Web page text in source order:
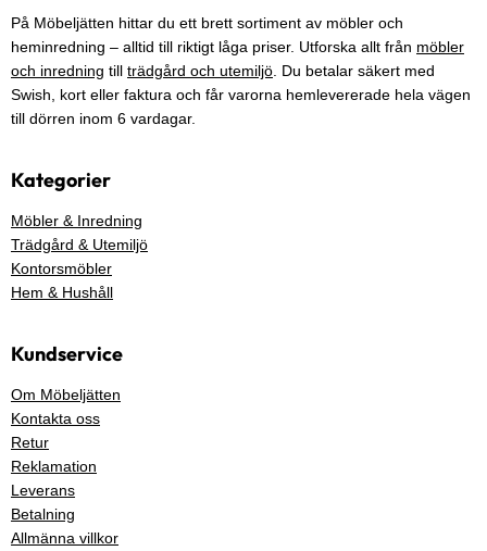
På Möbeljätten hittar du ett brett sortiment av möbler och
heminredning – alltid till riktigt låga priser. Utforska allt från möbler
och inredning till trädgård och utemiljö. Du betalar säkert med
Swish, kort eller faktura och får varorna hemlevererade hela vägen
till dörren inom 6 vardagar.
Kategorier
Möbler & Inredning
Trädgård & Utemiljö
Kontorsmöbler
Hem & Hushåll
Kundservice
Om Möbeljätten
Kontakta oss
Retur
Reklamation
Leverans
Betalning
Allmänna villkor